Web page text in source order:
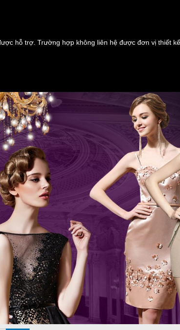
hỗ trợ. Trường hợp không liên hệ được đơn vị thiết